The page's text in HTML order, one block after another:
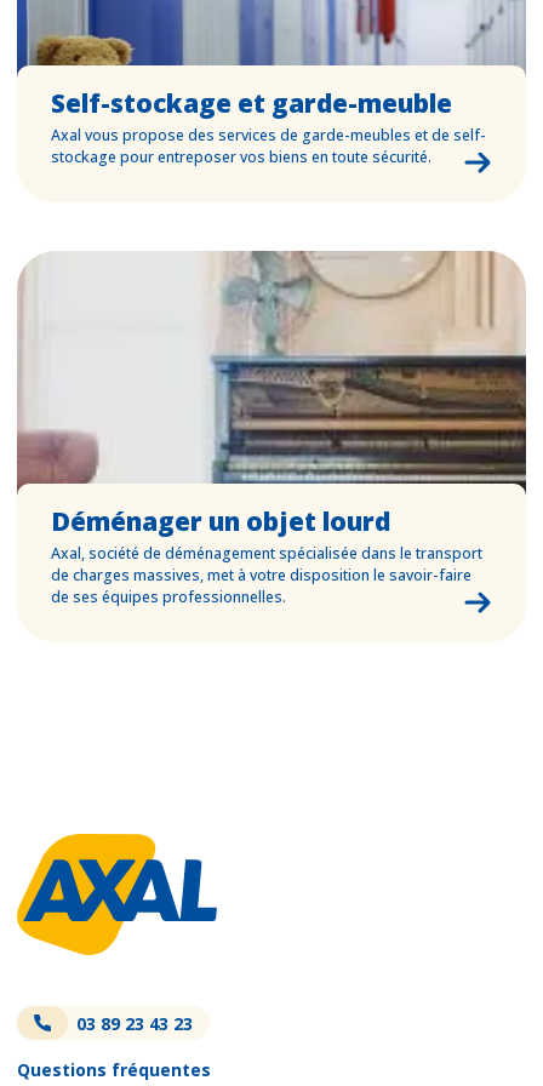
Self-stockage et garde-meuble
Axal vous propose des services de garde-meubles et de self-
stockage pour entreposer vos biens en toute sécurité.
Déménager un objet lourd
Axal, société de déménagement spécialisée dans le transport
de charges massives, met à votre disposition le savoir-faire
de ses équipes professionnelles.
03 89 23 43 23
Questions fréquentes